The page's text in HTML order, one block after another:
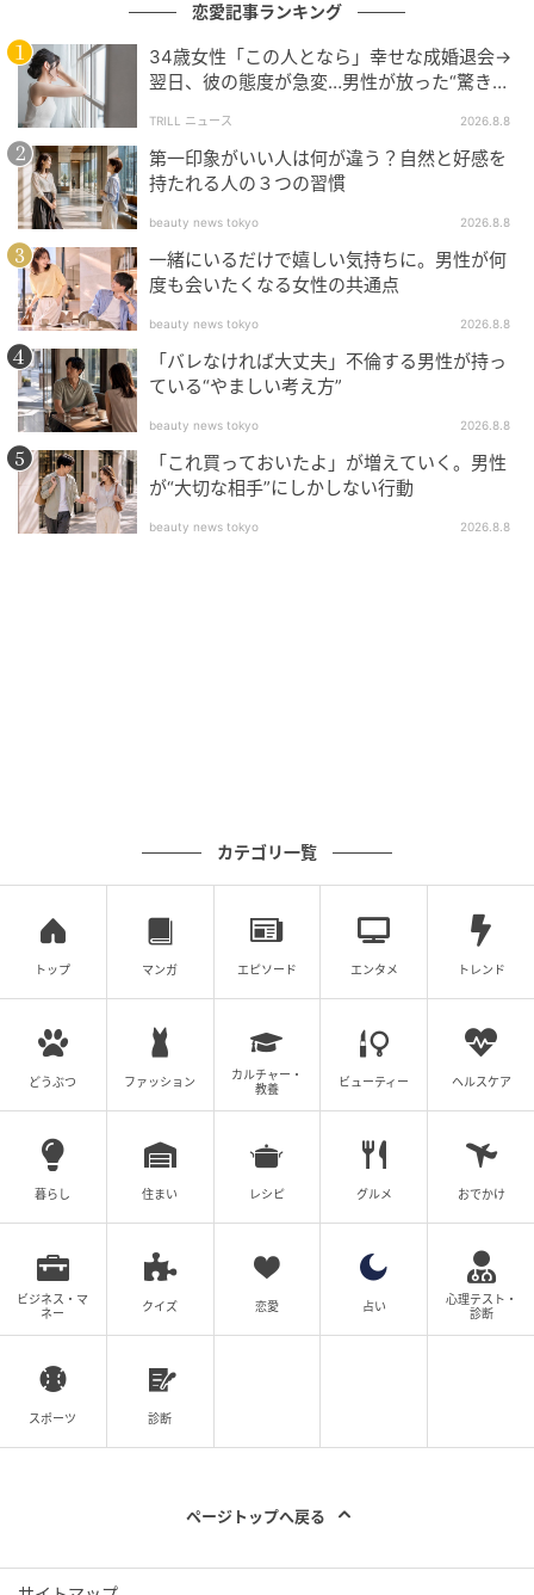
フットワークが軽い
フットワークが軽いのも、ガチでモテる女の特徴で
す。
さまざまなコミュニティに参加するため、社交的で初
対面の人との会話もお手の物。
コミュニケーションの能力が高いため、第一印象から
好感度をゲットしやすいです。
また、さまざまなコミュニティに積極的に出向く分、
他の人よりも出会いの場が多いのもモテる理由となっ
ています。
自分の機嫌を取るのが上手い
似合う服装やヘアメイクを知る
恋学[KOIGAKU]
ガチでモテる女は、自分の「似合う」を知っていま
もちろん好きなものを取り入れることも大切ですが、
似合う服や色、ヘアスタイルを知ってより自分の魅力
恋愛記事ランキング
34歳女性「この人となら」幸せな成婚退会→
翌日、彼の態度が急変…男性が放った“驚きの
TRILL ニュース 2026.8.8
第一印象がいい人は何が違う？自然と好感を
持たれる人の３つの習慣
beauty news tokyo 2026.8.8
一緒にいるだけで嬉しい気持ちに。男性が何
度も会いたくなる女性の共通点
beauty news tokyo 2026.8.8
「バレなければ大丈夫」不倫する男性が持っ
ている“やましい考え方”
beauty news tokyo 2026.8.8
「これ買っておいたよ」が増えていく。男性
が“大切な相手”にしかしない行動
beauty news tokyo 2026.8.8
カテゴリ一覧
トップ マンガ エピソード エンタメ トレンド
どうぶつ ファッション
カルチャー・
教養
ビューティー ヘルスケア
暮らし 住まい レシピ グルメ おでかけ
ビジネス・マ
ネー
クイズ 恋愛 占い
心理テスト・
診断
スポーツ 診断
ページトップへ戻る